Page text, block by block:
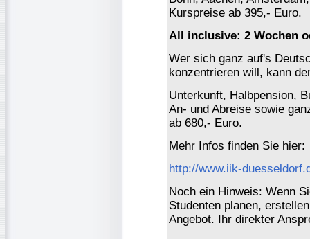
Kurspreise ab 395,- Euro.
All inclusive: 2 Wochen
Wer sich ganz auf's
konzentrieren will, kann
Unterkunft, Halbpension,
An- und Abreise sowie
ab 680,- Euro.
Mehr Infos finden Sie hier:
http://www.iik-
Noch ein Hinweis: Wenn
Studenten planen,
Angebot. Ihr direkter